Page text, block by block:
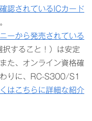
確認されているICカード
ーから発売されている
択すること！）は安定
た、オンライン資格確
りに、RC-S300/S1
はこちらに詳細な紹介